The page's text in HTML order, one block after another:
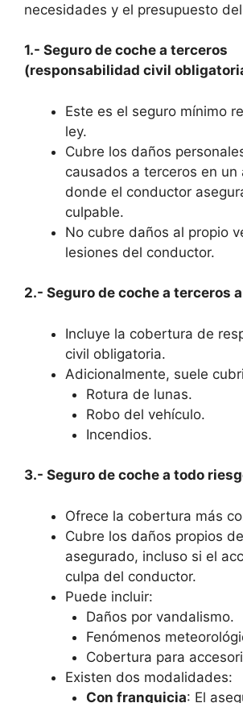
necesidades y el presupuesto
1.- Seguro de coche a terceros
(responsabilidad civil
Este es el seguro mínimo
ley.
Cubre los daños
causados a terceros en un
donde el conductor
culpable.
No cubre daños al propio
lesiones del conductor.
2.- Seguro de coche a terceros
Incluye la cobertura de
civil obligatoria.
Adicionalmente, suele
Rotura de lunas.
Robo del vehículo.
Incendios.
3.- Seguro de coche a todo
Ofrece la cobertura más
Cubre los daños propios
asegurado, incluso si el
culpa del conductor.
Puede incluir:
Daños por vandalismo.
Fenómenos
Cobertura para
Existen dos modalidades:
Con franquicia: El